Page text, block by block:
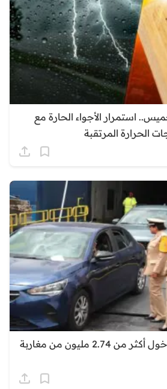
استمرار الأجواء الحارة مع
الحرارة المرتقبة
عملية مرحبا 2026.. دخول أكثر من 2.74 مليون من مغاربة